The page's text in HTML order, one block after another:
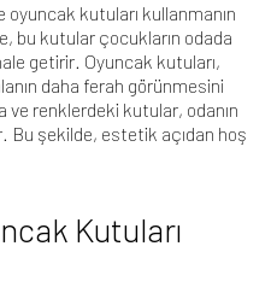
oyuncak kutuları kullanmanın
bu kutular çocukların odada
getirir. Oyuncak kutuları,
daha ferah görünmesini
ve renklerdeki kutular, odanın
Bu şekilde, estetik açıdan hoş
Kutuları